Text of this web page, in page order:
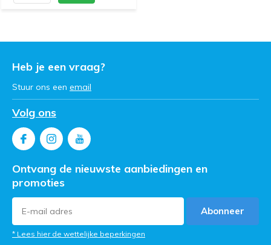
Heb je een vraag?
Stuur ons een email
Volg ons
Ontvang de nieuwste aanbiedingen en
promoties
Abonneer
* Lees hier de wettelijke beperkingen